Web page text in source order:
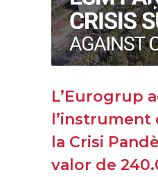
L’Eurogrup
l’instrument
la Crisi
valor de